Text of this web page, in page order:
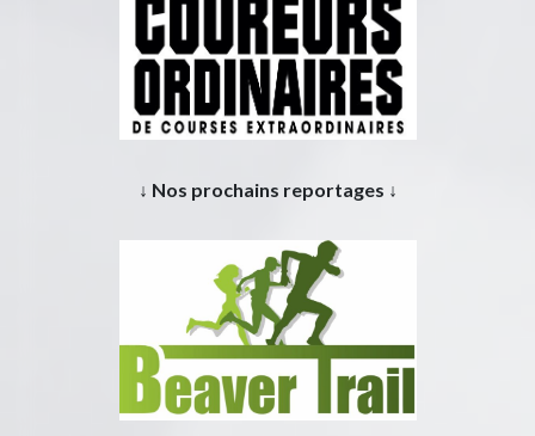
↓ Nos prochains reportages ↓